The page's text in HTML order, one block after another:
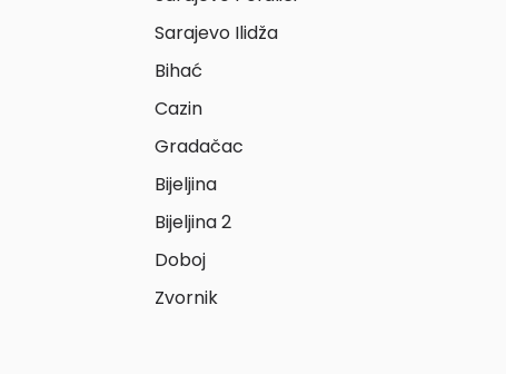
Sarajevo Ilidža
Bihać
Cazin
Gradačac
Bijeljina
Bijeljina 2
Doboj
Zvornik